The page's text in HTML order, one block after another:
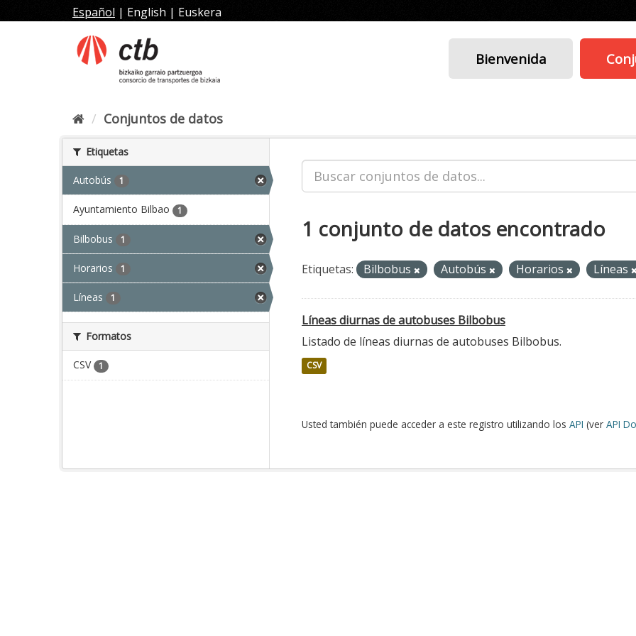
al
Español | English | Euskera
Bienvenida
Conjuntos de datos
Etiquetas
Autobús 1
Ayuntamiento Bilbao 1
Bilbobus 1
Horarios 1
Líneas 1
Formatos
CSV 1
1 conjunto de datos encontrado
Etiquetas: Bilbobus Autobús Horarios Líneas
Líneas diurnas de autobuses Bilbobus
Listado de líneas diurnas de autobuses Bilbobus.
CSV
Usted también puede acceder a este registro utilizando los API (ver API